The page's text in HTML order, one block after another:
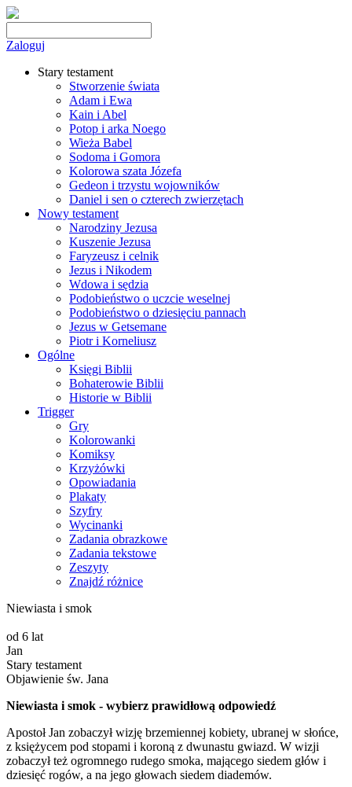
Zaloguj
Stary testament
Stworzenie świata
Adam i Ewa
Kain i Abel
Potop i arka Noego
Wieża Babel
Sodoma i Gomora
Kolorowa szata Józefa
Gedeon i trzystu wojowników
Daniel i sen o czterech zwierzętach
Nowy testament
Narodziny Jezusa
Kuszenie Jezusa
Faryzeusz i celnik
Jezus i Nikodem
Wdowa i sędzia
Podobieństwo o uczcie weselnej
Podobieństwo o dziesięciu pannach
Jezus w Getsemane
Piotr i Korneliusz
Ogólne
Księgi Biblii
Bohaterowie Biblii
Historie w Biblii
Trigger
Gry
Kolorowanki
Komiksy
Krzyżówki
Opowiadania
Plakaty
Szyfry
Wycinanki
Zadania obrazkowe
Zadania tekstowe
Zeszyty
Znajdź różnice
Niewiasta i smok
od 6 lat
Jan
Stary testament
Objawienie św. Jana
Niewiasta i smok - wybierz prawidłową odpowiedź
Apostoł Jan zobaczył wizję brzemiennej kobiety, ubranej w słońce,
z księżycem pod stopami i koroną z dwunastu gwiazd. W wizji
zobaczył też ogromnego rudego smoka, mającego siedem głów i
dziesięć rogów, a na jego głowach siedem diademów.